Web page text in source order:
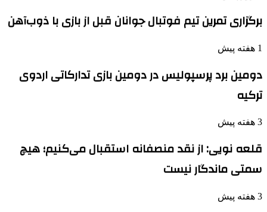
برگزاری تمرین تیم فوتبال جوانان قبل از بازی با ذوب‌آهن
1 هفته پیش
دومین برد پرسپولیس در دومین بازی تدارکاتی اردوی
ترکیه
3 هفته پیش
قلعه نویی: از نقد منصفانه استقبال می‌کنیم؛ هیچ
سمتی ماندگار نیست
3 هفته پیش